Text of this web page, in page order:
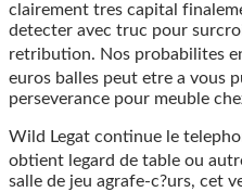
clairement tres capital
detecter avec truc pour
retribution. Nos probabilites
euros balles peut etre a vous
perseverance pour meuble
Wild Legat continue le
obtient legard de table ou
salle de jeu agrafe-c?urs, cet